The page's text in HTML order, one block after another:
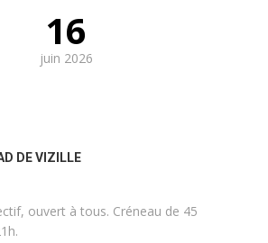
16
juin 2026
DE VIZILLE
ouvert à tous. Créneau de 45